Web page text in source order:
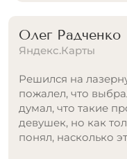
Олег Радченко
Яндекс.Карты
Решился на
пожалел, что
думал, что такие
девушек, но как
понял, насколько